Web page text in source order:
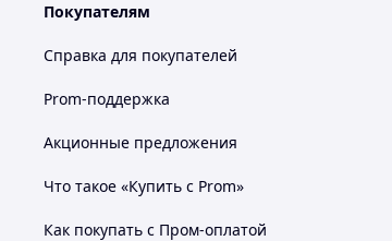
Покупателям
Справка для покупателей
Prom-поддержка
Акционные предложения
Что такое «Купить с Prom»
Как покупать с Пром-оплатой